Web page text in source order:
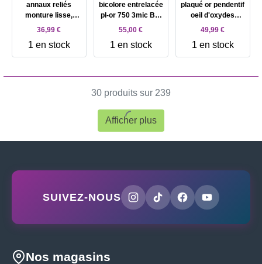
annaux reliés
monture lisse,
trsadée et perlée
36,99 €
1 en stock
bicolore entrelacée
pl-or 750 3mic Bic
T66
55,00 €
1 en stock
plaqué or pendentif
oeil d'oxydes
blancs et un bleu
49,99 €
1 en stock
30 produits sur 239
Afficher plus
SUIVEZ-NOUS
Nos magasins